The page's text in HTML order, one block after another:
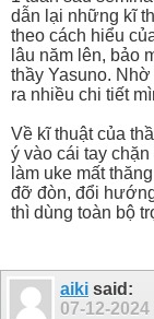
dẫn lại những kĩ
theo cách hiểu
lâu năm lên, bảo
thầy Yasuno.
ra nhiều chi tiết
Về kĩ thuật của
ý vào cái tay
làm uke mất
đỡ đòn, đổi
thì dùng toàn bộ
aiki said:
07-12-2024